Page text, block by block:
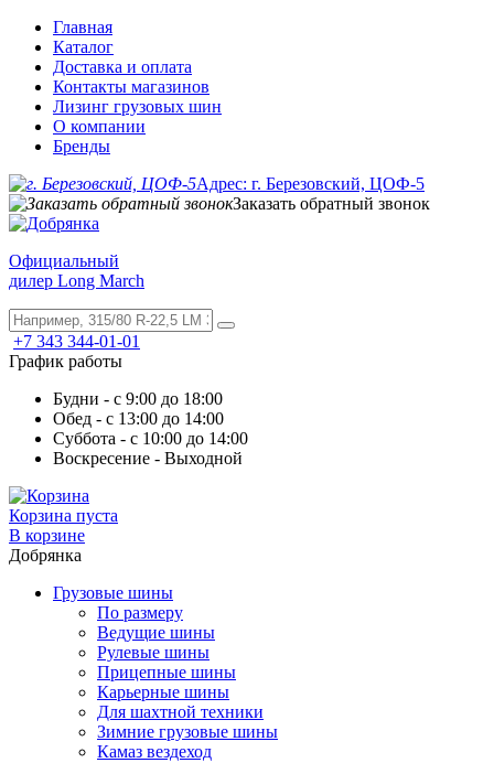
Главная
Каталог
Доставка и оплата
Контакты магазинов
Лизинг грузовых шин
О компании
Бренды
Адрес: г. Березовский, ЦОФ-5
Заказать обратный звонок
Официальный
дилер Long March
+7 343 344-01-01
График работы
Будни - с 9:00 до 18:00
Обед - с 13:00 до 14:00
Суббота - с 10:00 до 14:00
Воскресение - Выходной
Корзина пуста
В корзине
Добрянка
Грузовые шины
По размеру
Ведущие шины
Рулевые шины
Прицепные шины
Карьерные шины
Для шахтной техники
Зимние грузовые шины
Камаз вездеход